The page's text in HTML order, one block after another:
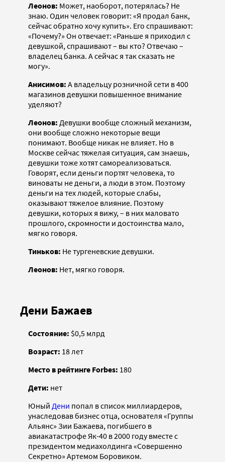
Леонов: Может, наоборот, потерялась? Не
знаю. Один человек говорит: «Я продал банк,
сейчас обратно хочу купить». Его спрашивают:
«Почему?» Он отвечает: «Раньше я приходил с
девушкой, спрашивают – вы кто? Отвечаю –
владелец банка. А сейчас я так сказать не
могу».
Анисимов: А владельцу розничной сети в 400
магазинов девушки повышенное внимание
уделяют?
Леонов: Девушки вообще сложный механизм,
они вообще сложно некоторые вещи
понимают. Вообще никак не влияет. Но в
Москве сейчас тяжелая ситуация, сам знаешь,
девушки тоже хотят самореализоваться.
Говорят, если деньги портят человека, то
виноваты не деньги, а люди в этом. Поэтому
деньги на тех людей, которые слабы,
оказывают тяжелое влияние. Поэтому
девушки, которых я вижу, – в них маловато
прошлого, скромности и достоинства мало,
мягко говоря.
Тиньков: Не тургеневские девушки.
Леонов: Нет, мягко говоря.
Дени Бажаев
Состояние: $0,5 млрд
Возраст: 18 лет
Место в рейтинге Forbes: 180
Дети: нет
Юный Дени попал в список миллиардеров,
унаследовав бизнес отца, основателя «Группы
Альянс» Зии Бажаева, погибшего в
авиакатастрофе Як-40 в 2000 году вместе с
президентом медиахолдинга «Совершенно
Секретно» Артемом Боровиком.